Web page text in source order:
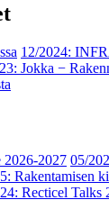
12/2024:
Jokka −
2026-2027 05/
Rakentamisen
Recticel Talks